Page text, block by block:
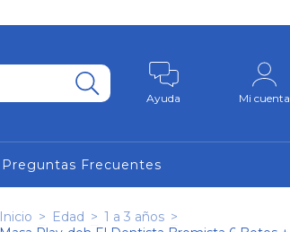
Ayuda Mi cuenta
Preguntas Frecuentes
Inicio > Edad > 1 a 3 años >